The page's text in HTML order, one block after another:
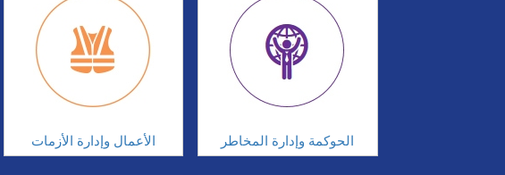
الأعمال وإدارة الأزمات الحوكمة وإدارة المخاطر